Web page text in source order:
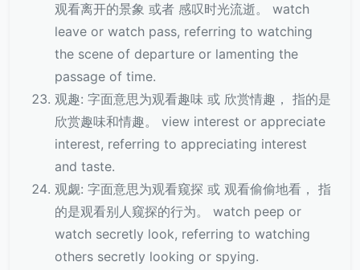
观看离开的景象 或者 感叹时光流逝。 watch
leave or watch pass, referring to watching
the scene of departure or lamenting the
passage of time.
观趣: 字面意思为观看趣味 或 欣赏情趣， 指的是
欣赏趣味和情趣。 view interest or appreciate
interest, referring to appreciating interest
and taste.
观觑: 字面意思为观看窥探 或 观看偷偷地看， 指
的是观看别人窥探的行为。 watch peep or
watch secretly look, referring to watching
others secretly looking or spying.